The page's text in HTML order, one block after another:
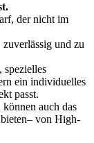
der nicht im
und zu
spezielles
ein individuelles
passt.
auch das
von High-